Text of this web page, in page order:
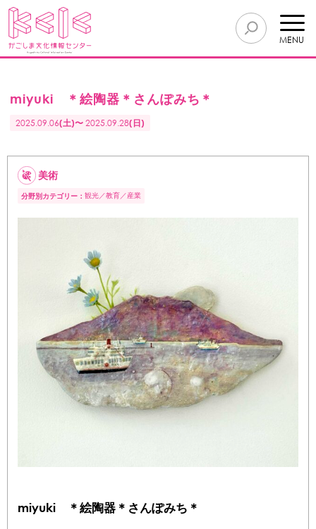
MENU
miyuki ＊絵陶器＊さんぽみち＊
2025.09.06(土)〜2025.09.28(日)
美術
分野別カテゴリー： 観光 教育 産業
miyuki ＊絵陶器＊さんぽみち＊